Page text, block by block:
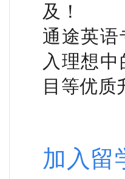
及！
通途英
入理想
目等优质
加入留